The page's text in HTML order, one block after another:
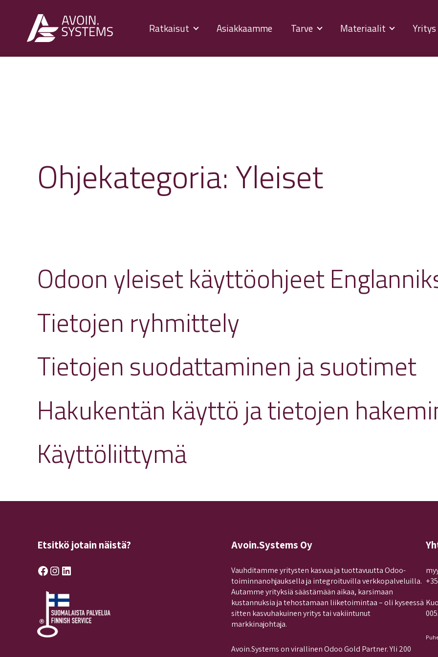
Ratkaisut Asiakkaamme Tarve Materiaalit Yritys
Ohjekategoria:Yleiset
Odoon yleiset käyttöohjeet
Tietojen ryhmittely
Tietojen suodattaminen ja suotimet
Hakukentän käyttö ja tietojen
Käyttöliittymä
Etsitkö jotain näistä?
Facebook Instagram LinkedIn
Avoin.Systems Oy
Vauhditamme yritysten kasvua ja tuottavuutta Odoo-
toiminnanohjauksella ja integroituvilla verkkopalveluilla.
Autamme yrityksiä säästämään aikaa, karsimaan
kustannuksia ja tehostamaan liiketoimintaa – oli kyseessä
sitten kasvuhakuinen yritys tai vakiintunut
markkinajohtaja.
Avoin.Systems on virallinen Odoo Gold Partner. Yli 200